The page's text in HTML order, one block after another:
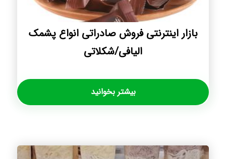
بازار اینترنتی فروش صادراتی انواع پشمک
الیافی/شکلاتی
بیشتر بخوانید